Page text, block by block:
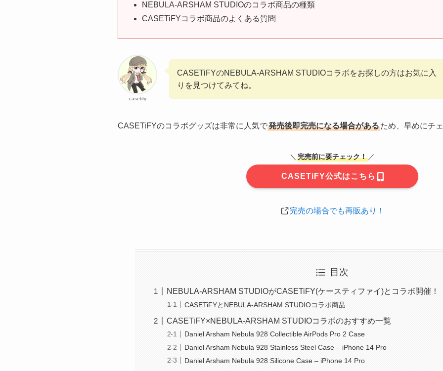
NEBULA-ARSHAM STUDIOのコラボ商品の種類
CASETiFYコラボ商品のよくある質問
casetify
CASETiFYのNEBULA-ARSHAM STUDIOコラボをお探しの方はお気に入
りを見つけてみてね。
CASETiFYのコラボグッズは非常に人気で発売後即完売になる場合があるため、早めにチ
＼ 完売前に要チェック！ ／
CASETiFY公式はこちら
完売の場合でも再販あり！
目次
NEBULA-ARSHAM STUDIOがCASETiFY(ケースティファイ)とコラボ開催！
CASETiFYとNEBULA-ARSHAM STUDIOコラボ商品
CASETiFY×NEBULA-ARSHAM STUDIOコラボのおすすめ一覧
Daniel Arsham Nebula 928 Collectible AirPods Pro 2 Case
Daniel Arsham Nebula 928 Stainless Steel Case – iPhone 14 Pro
Daniel Arsham Nebula 928 Silicone Case – iPhone 14 Pro